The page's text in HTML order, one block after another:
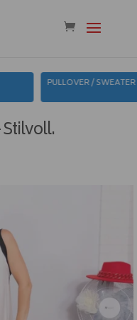
PULLOVER / SWEATER
Stilvoll.